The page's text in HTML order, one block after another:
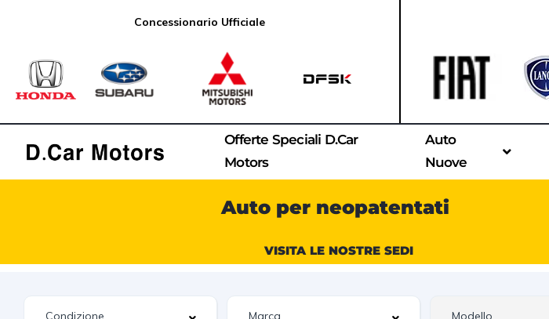
Concessionario Ufficiale
Offerte Speciali D.Car
Motors
Auto
Nuove
Auto per neopatentati
VISITA LE NOSTRE SEDI